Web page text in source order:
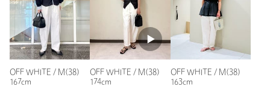
返品等について
裾上げ
対象商品
裾上げ前の仕上げはステッチ（タ
タキ）です
裾上げについて
タイプ WOMEN
投稿日： 2026年5月6日
購入サイズ：M(38)
購入カラー：OFF WHITE
購入商品のサイズ感：ちょうどよい
です。Ｔシャツはもちろん、ダボっとしたトップスとも相性が
OFF WHITE / M(38)
167cm
OFF WHITE / M(38)
174cm
OFF WHITE / M(38)
163cm